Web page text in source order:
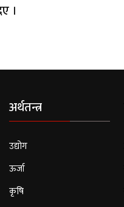
।
अर्थतन्त्र
उद्योग
ऊर्जा
कृषि